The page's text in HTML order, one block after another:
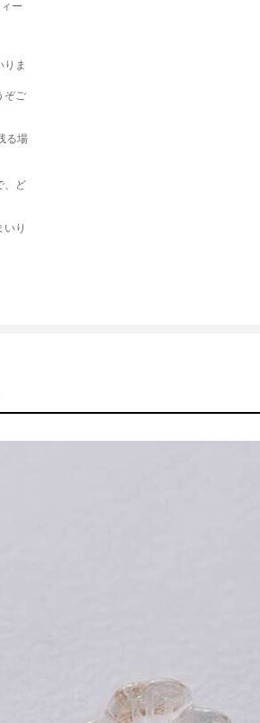
ー
ま
ぞご
る場
、ど
り